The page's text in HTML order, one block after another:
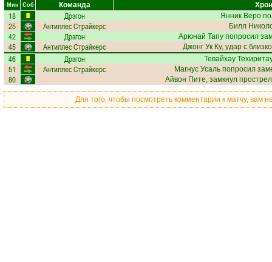
Мин Соб Команда
18 Дрэгон Янник Веро
25 Антиллес Страйкерс Билл
42 Дрэгон Арюнай Тапу попросил
45 Антиллес Страйкерс Джонг Ук Ку, удар с
46 Дрэгон Тевайхау
51 Антиллес Страйкерс Магнус Усаль попросил
80 Айвон Пите, замкнул
Для того, чтобы посмотреть комментарии к матчу, вам